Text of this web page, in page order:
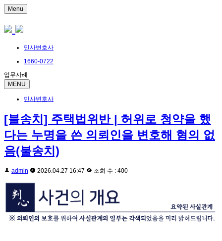
Menu
민사변호사
1660-0722
업무사례
MENU
민사변호사
[불송치] 주택법위반 | 허위로 청약을 했
다는 누명을 쓴 의뢰인을 변호해 혐의 없
음(불송치)
admin 2026.04.27 16:47 조회 수 : 400